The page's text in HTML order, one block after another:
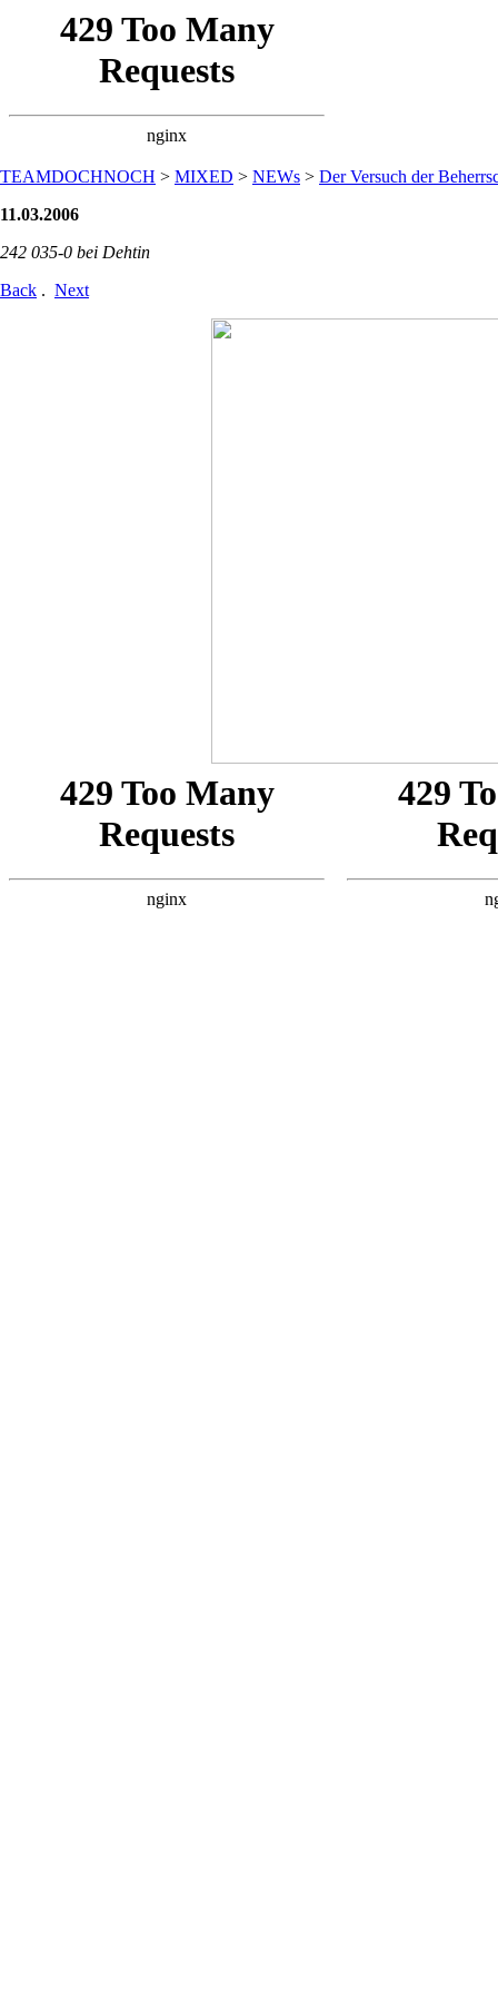
TEAMDOCHNOCH > MIXED > NEWs > Der Versuch der
11.03.2006
242 035-0 bei Dehtin
Back . Next